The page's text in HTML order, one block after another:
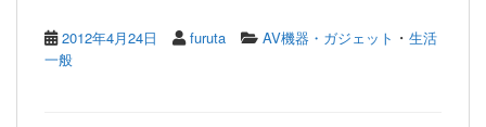
2012年4月24日 furuta AV機器・ガジェット ・ 生活
一般